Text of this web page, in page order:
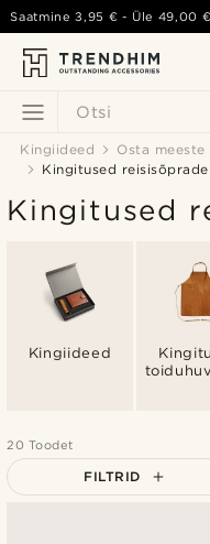
Otsi
Saatmine3,95 € - Üle 49,00 €
Kingiideed
Osta
Kingitused
Kingitused
Kingiideed
20 Toodet
FILTRID